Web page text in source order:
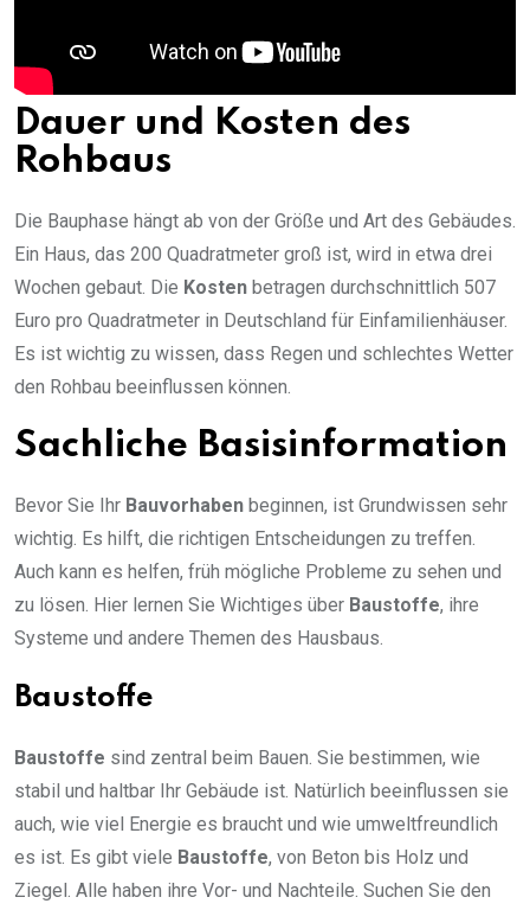
Dauer und Kosten des
Rohbaus
Die Bauphase hängt ab von der Größe und Art des Gebäudes.
Ein Haus, das 200 Quadratmeter groß ist, wird in etwa drei
Wochen gebaut. Die Kosten betragen durchschnittlich 507
Euro pro Quadratmeter in Deutschland für Einfamilienhäuser.
Es ist wichtig zu wissen, dass Regen und schlechtes Wetter
den Rohbau beeinflussen können.
Sachliche Basisinformation
Bevor Sie Ihr Bauvorhaben beginnen, ist Grundwissen sehr
wichtig. Es hilft, die richtigen Entscheidungen zu treffen.
Auch kann es helfen, früh mögliche Probleme zu sehen und
zu lösen. Hier lernen Sie Wichtiges über Baustoffe, ihre
Systeme und andere Themen des Hausbaus.
Baustoffe
Baustoffe sind zentral beim Bauen. Sie bestimmen, wie
stabil und haltbar Ihr Gebäude ist. Natürlich beeinflussen sie
auch, wie viel Energie es braucht und wie umweltfreundlich
es ist. Es gibt viele Baustoffe, von Beton bis Holz und
Ziegel. Alle haben ihre Vor- und Nachteile. Suchen Sie den